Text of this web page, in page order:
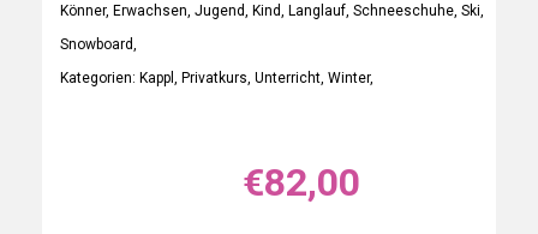
Könner, Erwachsen, Jugend, Kind, Langlauf, Schneeschuhe, Ski,
Snowboard,
Kategorien: Kappl, Privatkurs, Unterricht, Winter,
€82,00